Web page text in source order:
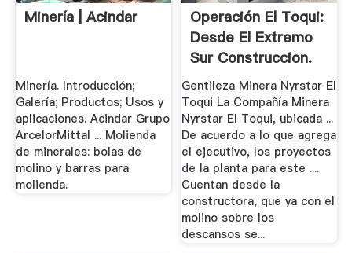
Minería | Acindar
Minería. Introducción;
Galería; Productos; Usos y
aplicaciones. Acindar Grupo
ArcelorMittal ... Molienda
de minerales: bolas de
molino y barras para
molienda.
Operación El Toqui:
Desde El Extremo
Sur Construccion.
Gentileza Minera Nyrstar El
Toqui La Compañía Minera
Nyrstar El Toqui, ubicada ...
De acuerdo a lo que agrega
el ejecutivo, los proyectos
de la planta para este ....
Cuentan desde la
constructora, que ya con el
molino sobre los
descansos se...